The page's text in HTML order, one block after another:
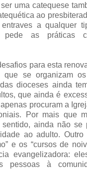
uma catequese
ao
a qualquer
pede as práticas
para esta
que se organizam
dioceses ainda
que ainda é
procuram a
Por mais que
sentido, ainda não se
ao adulto.
e os “cursos de
evangelizadora:
pessoas à